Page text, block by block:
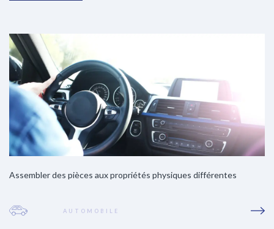
Assembler des pièces aux propriétés physiques différentes
AUTOMOBILE